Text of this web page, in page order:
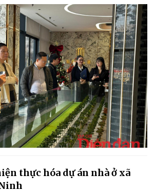
thực hóa dự án nhà ở xã